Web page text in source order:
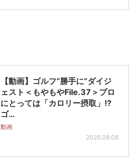
【動画】ゴルフ“勝手に”ダイジ
ェスト＜もやもやFile.37＞プロ
にとっては「カロリー摂取」!?
ゴ…
動画
2026.08.08